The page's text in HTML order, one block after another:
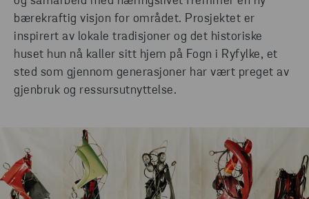
bærekraftig visjon for området. Prosjektet er
inspirert av lokale tradisjoner og det historiske
huset hun nå kaller sitt hjem på Fogn i Ryfylke, et
sted som gjennom generasjoner har vært preget av
gjenbruk og ressursutnyttelse.